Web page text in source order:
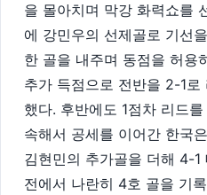
을 몰아치며 막강 화력쇼를
에 강민우의 선제골로 기선
한 골을 내주며 동점을 허용
추가 득점으로 전반을 2-1
했다. 후반에도 1점차 리드
속해서 공세를 이어간 한국
김현민의 추가골을 더해 4-1
전에서 나란히 4호 골을 기